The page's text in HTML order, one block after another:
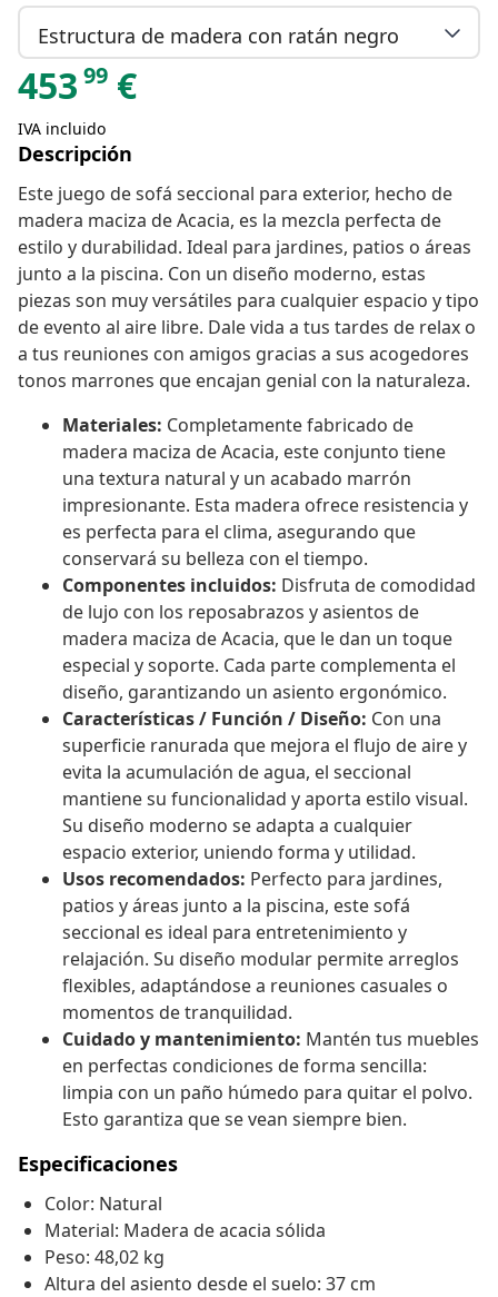
Estructura de madera con ratán negro
453 99 €
IVA incluido
Descripción
Este juego de sofá seccional para exterior, hecho de
madera maciza de Acacia, es la mezcla perfecta de
estilo y durabilidad. Ideal para jardines, patios o áreas
junto a la piscina. Con un diseño moderno, estas
piezas son muy versátiles para cualquier espacio y tipo
de evento al aire libre. Dale vida a tus tardes de relax o
a tus reuniones con amigos gracias a sus acogedores
tonos marrones que encajan genial con la naturaleza.
Materiales: Completamente fabricado de
madera maciza de Acacia, este conjunto tiene
una textura natural y un acabado marrón
impresionante. Esta madera ofrece resistencia y
es perfecta para el clima, asegurando que
conservará su belleza con el tiempo.
Componentes incluidos: Disfruta de comodidad
de lujo con los reposabrazos y asientos de
madera maciza de Acacia, que le dan un toque
especial y soporte. Cada parte complementa el
diseño, garantizando un asiento ergonómico.
Características / Función / Diseño: Con una
superficie ranurada que mejora el flujo de aire y
evita la acumulación de agua, el seccional
mantiene su funcionalidad y aporta estilo visual.
Su diseño moderno se adapta a cualquier
espacio exterior, uniendo forma y utilidad.
Usos recomendados: Perfecto para jardines,
patios y áreas junto a la piscina, este sofá
seccional es ideal para entretenimiento y
relajación. Su diseño modular permite arreglos
flexibles, adaptándose a reuniones casuales o
momentos de tranquilidad.
Cuidado y mantenimiento: Mantén tus muebles
en perfectas condiciones de forma sencilla:
limpia con un paño húmedo para quitar el polvo.
Esto garantiza que se vean siempre bien.
Especificaciones
Color: Natural
Material: Madera de acacia sólida
Peso: 48,02 kg
Altura del asiento desde el suelo: 37 cm